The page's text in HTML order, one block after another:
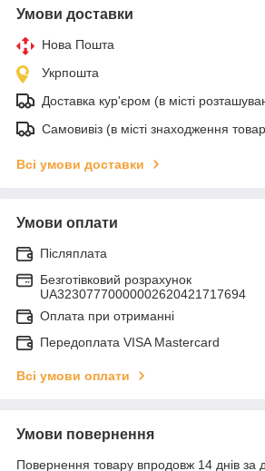
Умови доставки
Нова Пошта
Укрпошта
Доставка кур'єром (в місті
Самовивіз (в місті знаходження
Всі умови доставки
Умови оплати
Післяплата
Безготівковий розрахунок
UA32307770000002620421717694
Оплата при отриманні
Передоплата VISA Mastercard
Всі умови оплати
Умови повернення
Повернення товару впродовж 14 днів за